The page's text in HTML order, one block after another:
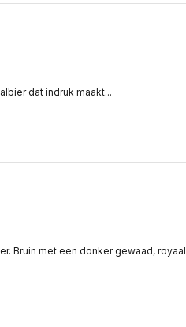
dat indruk maakt...
Bruin met een donker gewaad, royaal